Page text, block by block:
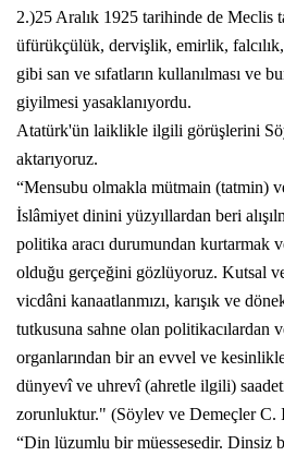
2.)25 Aralık 1925 tarihinde de Meclis
üfürükçülük, dervişlik, emirlik,
gibi san ve sıfatların kullanılması ve
giyilmesi yasaklanıyordu.
Atatürk'ün laiklikle ilgili görüşlerini
aktarıyoruz.
“Mensubu olmakla mütmain (tatmin)
İslâmiyet dinini yüzyıllardan beri
politika aracı durumundan kurtarmak
olduğu gerçeğini gözlüyoruz. Kutsal
vicdâni kanaatlanmızı, karışık ve
tutkusuna sahne olan politikacılardan
organlarından bir an evvel ve
dünyevî ve uhrevî (ahretle ilgili)
zorunluktur." (Söylev ve Demeçler C.
“Din lüzumlu bir müessesedir. Dinsiz